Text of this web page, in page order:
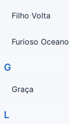
Filho Volta
Furioso Oceano
G
Graça
L